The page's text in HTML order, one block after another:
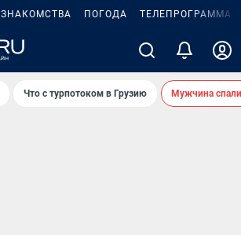
ЗНАКОМСТВА ПОГОДА ТЕЛЕПРОГРАММА
Что с турпотоком в Грузию Мужчина